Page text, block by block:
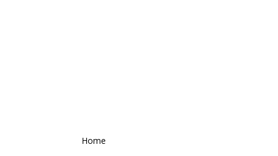
Home